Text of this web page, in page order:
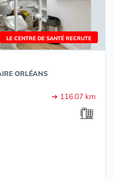
LE CENTRE DE SANTÉ RECRUTE
ORLÉANS
➔ 116.07 km